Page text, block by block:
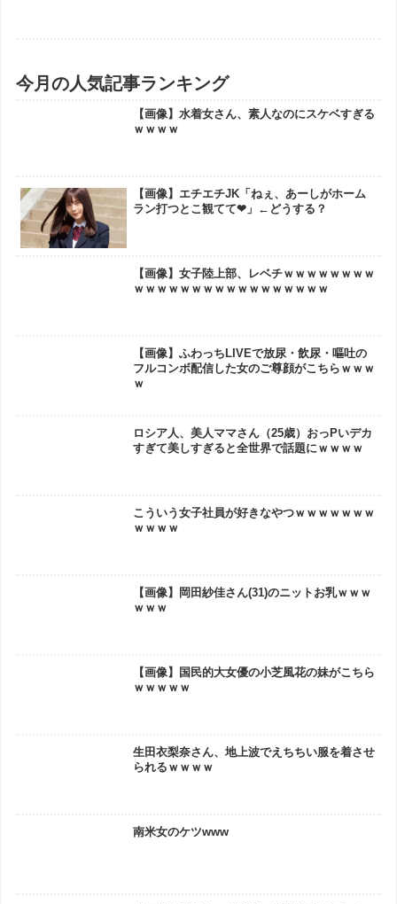
今月の人気記事ランキング
【画像】水着女さん、素人なのにスケベすぎる
ｗｗｗｗ
【画像】エチエチJK「ねぇ、あーしがホーム
ラン打つとこ観てて❤」←どうする？
【画像】女子陸上部、レベチｗｗｗｗｗｗｗｗ
ｗｗｗｗｗｗｗｗｗｗｗｗｗｗｗｗｗ
【画像】ふわっちLIVEで放尿・飲尿・嘔吐の
フルコンボ配信した女のご尊顔がこちらｗｗｗ
ｗ
ロシア人、美人ママさん（25歳）おっPいデカ
すぎて美しすぎると全世界で話題にｗｗｗｗ
こういう女子社員が好きなやつｗｗｗｗｗｗｗ
ｗｗｗｗ
【画像】岡田紗佳さん(31)のニットお乳ｗｗｗ
ｗｗｗ
【画像】国民的大女優の小芝風花の妹がこちら
ｗｗｗｗｗ
生田衣梨奈さん、地上波でえちちい服を着させ
られるｗｗｗｗ
南米女のケツwww